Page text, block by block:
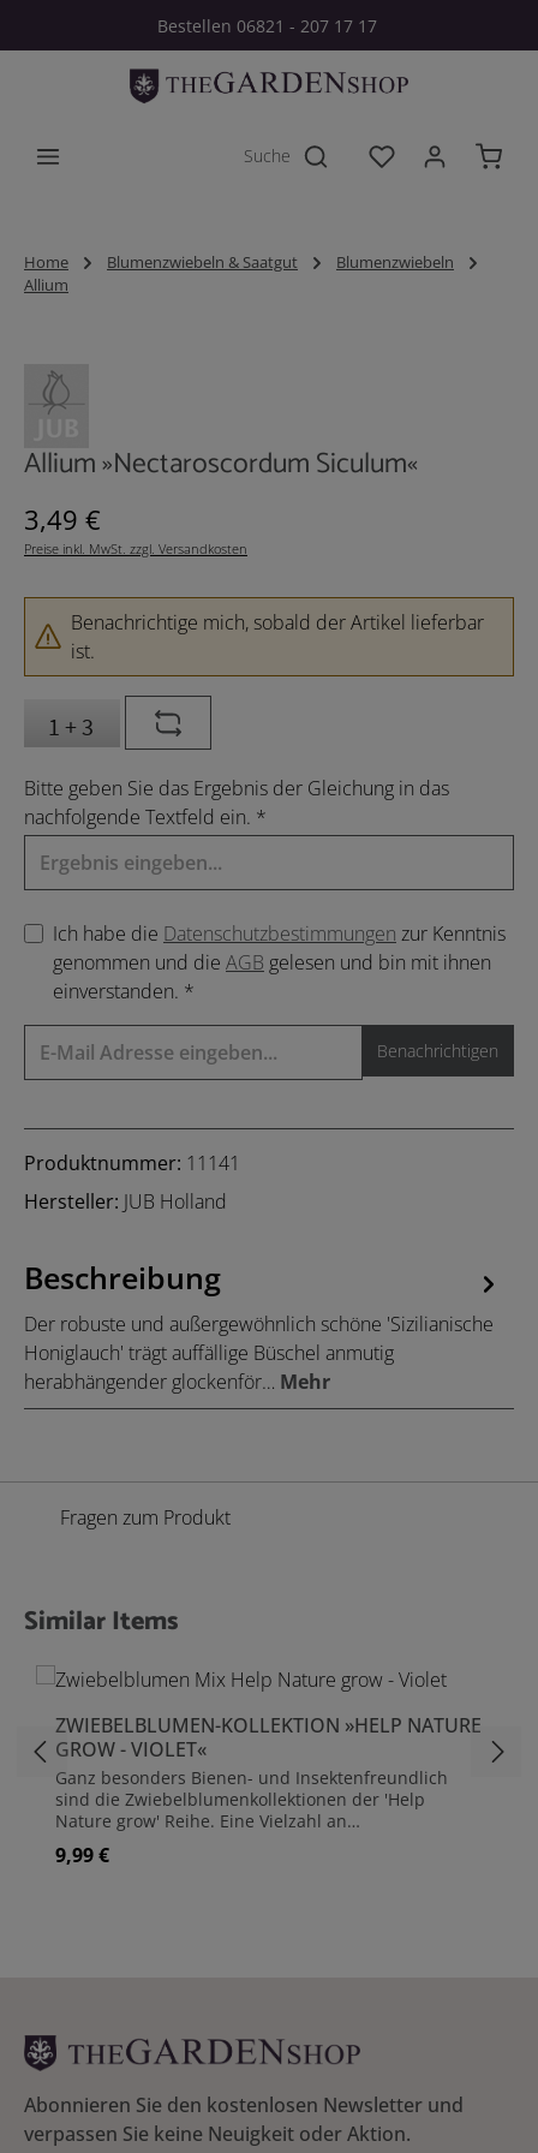
Zum Hauptinhalt springenBestellen 06821 - 207 17 17
Du hast 0
Home Blumenzwiebeln & Saatgut
Blumenzwiebeln
Allium
Allium »Nectaroscordum Siculum«
Regulärer Preis:
3,49 €
Preise inkl. MwSt. zzgl. Versandkosten
Benachrichtige mich, sobald der Artikel lieferbar
ist.
Bitte geben Sie das Ergebnis der Gleichung in das
nachfolgende Textfeld ein. *
Ich habe die Datenschutzbestimmungen zur Kenntnis
genommen und die AGB gelesen und bin mit ihnen
einverstanden. *
Benachrichtigen
Produktnummer: 11141
Hersteller: JUB Holland
Beschreibung
Der robuste und außergewöhnlich schöne 'Sizilianische
Honiglauch' trägt auffällige Büschel anmutig
herabhängender glockenför… Mehr
Fragen zum Produkt
Produktgalerie überspringen
Similar Items
ZWIEBELBLUMEN-KOLLEKTION »HELP NATURE
GROW - VIOLET«
Ganz besonders Bienen- und Insektenfreundlich
sind die Zwiebelblumenkollektionen der 'Help
Nature grow' Reihe. Eine Vielzahl an
unterschiedlichen Zwiebelblumen begrüßen zum
Frühlingsanfang die fliegenden Nützlinge. In
Zwiebeltradition und einer großen Kreativität
zeichnet diesen Gartenbetrieb aus. JUB Holland ist
Umweltprogramm für Zierpflanzen. Zwiebelblumen-
Mischung 'Violet Friends' Inhalt: 50 Blumenzwiebeln,
gemischt - Allium, Tulipa, Camassia, Crosus,
Regulärer Preis:
9,99 €
Abonnieren Sie den kostenlosen Newsletter und
verpassen Sie keine Neuigkeit oder Aktion.